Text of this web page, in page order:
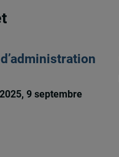
9 septembre